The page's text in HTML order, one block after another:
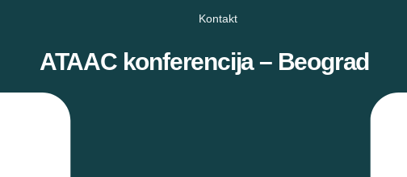
Kontakt
ATAAC konferencija – Beograd